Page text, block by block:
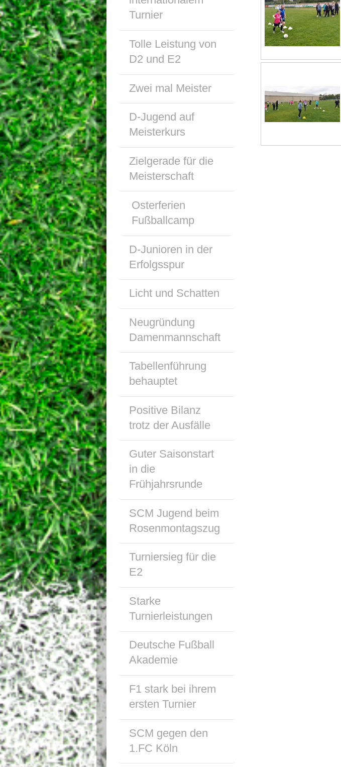
Turnier
Tolle Leistung von
D2 und E2
Zwei mal Meister
D-Jugend auf
Meisterkurs
Zielgerade für die
Meisterschaft
Osterferien
Fußballcamp
D-Junioren in der
Erfolgsspur
Licht und Schatten
Neugründung
Damenmannschaft
Tabellenführung
behauptet
Positive Bilanz
trotz der Ausfälle
Guter Saisonstart
in die
Frühjahrsrunde
SCM Jugend beim
Rosenmontagszug
Turniersieg für die
E2
Starke
Turnierleistungen
Deutsche Fußball
Akademie
F1 stark bei ihrem
ersten Turnier
SCM gegen den
1.FC Köln